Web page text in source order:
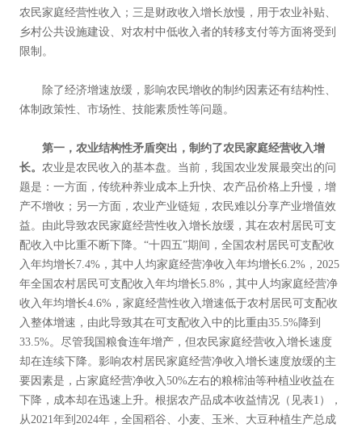
农民家庭经营性收入；三是财政收入增长放慢，用于农业补贴、
乡村公共设施建设、对农村中低收入者的转移支付等方面将受到
限制。
除了经济增速放缓，影响农民增收的制约因素还有结构性、
体制政策性、市场性、技能素质性等问题。
第一，农业结构性矛盾突出，制约了农民家庭经营收入增
长。农业是农民收入的基本盘。当前，我国农业发展最突出的问
题是：一方面，传统种养业成本上升快、农产品价格上升慢，增
产不增收；另一方面，农业产业链短，农民难以分享产业增值效
益。由此导致农民家庭经营性收入增长放缓，其在农村居民可支
配收入中比重不断下降。“十四五”期间，全国农村居民可支配收
入年均增长7.4%，其中人均家庭经营净收入年均增长6.2%，2025
年全国农村居民可支配收入年均增长5.8%，其中人均家庭经营净
收入年均增长4.6%，家庭经营性收入增速低于农村居民可支配收
入整体增速，由此导致其在可支配收入中的比重由35.5%降到
33.5%。尽管我国粮食连年增产，但农民家庭经营收入增长速度
却在连续下降。影响农村居民家庭经营净收入增长速度放缓的主
要因素是，占家庭经营净收入50%左右的粮棉油等种植业收益在
下降，成本却在迅速上升。根据农产品成本收益情况（见表1），
从2021年到2024年，全国稻谷、小麦、玉米、大豆种植生产总成